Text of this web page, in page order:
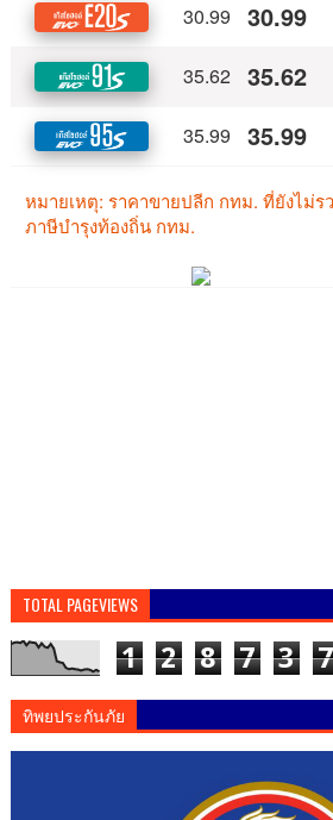
TOTAL PAGEVIEWS
1 2 8 7 3 7
ทิพยประกันภัย